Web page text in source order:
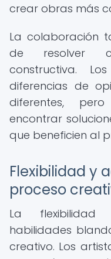
crear obras más
La colaboración
de resolver
constructiva.
diferencias de
diferentes,
encontrar
que beneficien al
Flexibilidad y
proceso
La
habilidades
creativo. Los